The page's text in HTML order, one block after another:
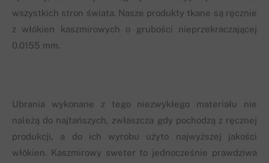
wszystkich stron świata. Nasze produkty tkane są ręcznie
z włókien kaszmirowych o grubości nieprzekraczającej
0.0155 mm.
Ubrania wykonane z tego niezwykłego materiału nie
należą do najtańszych, zwłaszcza gdy pochodzą z ręcznej
produkcji, a do ich wyrobu użyto najwyższej jakości
włókien. Kaszmirowy sweter to jednocześnie prawdziwa